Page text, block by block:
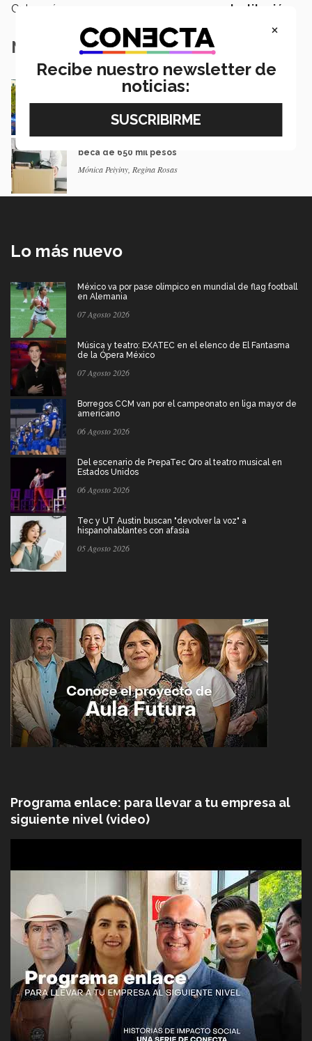
Categoría: Institución
Notas Relacionadas
¡En sus marcas, listos, a correr! Carrera Think
Feel Run 2023 (fotos)
beca de 650 mil pesos
Mónica Peiyiny, Regina Rosas
Lo más nuevo
México va por pase olímpico en mundial de flag football
en Alemania
07 Agosto 2026
Música y teatro: EXATEC en el elenco de El Fantasma
de la Ópera México
07 Agosto 2026
Borregos CCM van por el campeonato en liga mayor de
americano
06 Agosto 2026
Del escenario de PrepaTec Qro al teatro musical en
Estados Unidos
06 Agosto 2026
Tec y UT Austin buscan "devolver la voz" a
hispanohablantes con afasia
05 Agosto 2026
Programa enlace: para llevar a tu empresa al
siguiente nivel (video)
×
Recibe nuestro newsletter de
noticias: